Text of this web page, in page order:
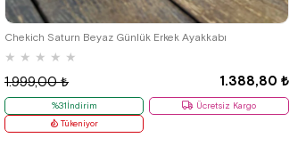
Chekich Saturn Beyaz Günlük Erkek Ayakkabı
★ ★ ★ ★ ★
1.388,80 ₺
1.999,00 ₺
%31İndirim
Ücretsiz Kargo
Tükeniyor
40 42